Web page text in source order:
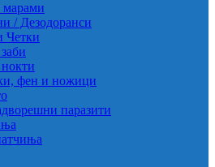
/ Дезодоранси
Четки
фен и ножици
паразити